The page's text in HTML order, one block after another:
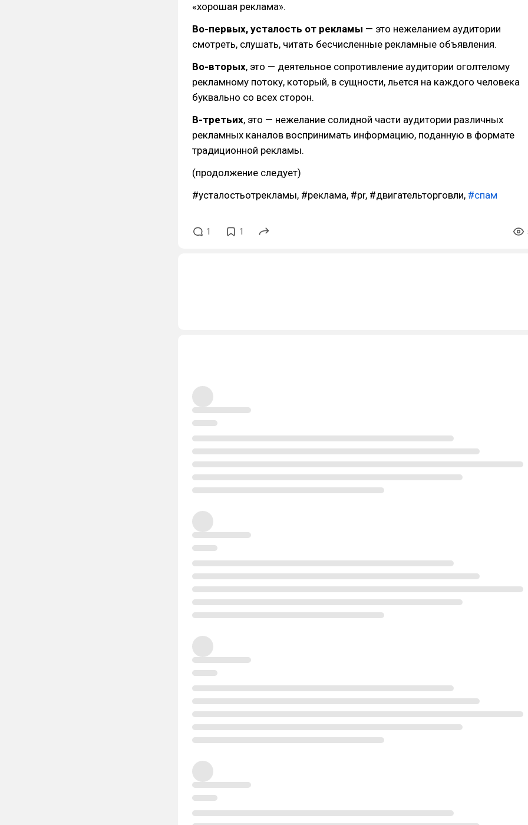
«хорошая реклама».
Во-первых, усталость от рекламы — это нежеланием аудитории
смотреть, слушать, читать бесчисленные рекламные объявления.
Во-вторых, это — деятельное сопротивление аудитории оголтелому
рекламному потоку, который, в сущности, льется на каждого человека
буквально со всех сторон.
В-третьих, это — нежелание солидной части аудитории различных
рекламных каналов воспринимать информацию, поданную в формате
традиционной рекламы.
(продолжение следует)
#усталостьотрекламы, #реклама, #pr, #двигательторговли, #спам
1 1